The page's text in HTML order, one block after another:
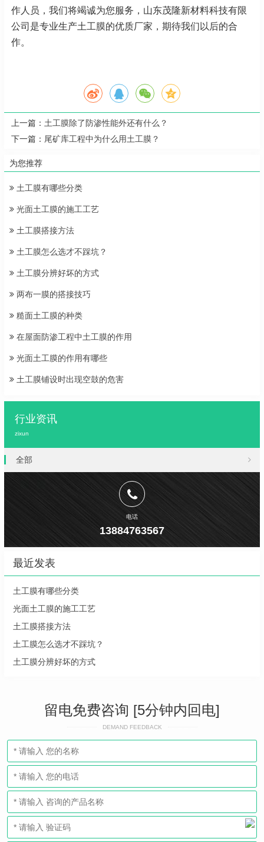
作人员，我们将竭诚为您服务，山东茂隆新材料科技有限
公司是专业生产土工膜的优质厂家，期待我们以后的合
作。
上一篇： 土工膜除了防渗性能外还有什么？
下一篇： 尾矿库工程中为什么用土工膜？
为您推荐
土工膜有哪些分类
光面土工膜的施工工艺
土工膜搭接方法
土工膜怎么选才不踩坑？
土工膜分辨好坏的方式
两布一膜的搭接技巧
糙面土工膜的种类
在屋面防渗工程中土工膜的作用
光面土工膜的作用有哪些
土工膜铺设时出现空鼓的危害
行业资讯
zixun
全部
电话
13884763567
最近发表
土工膜有哪些分类
光面土工膜的施工工艺
土工膜搭接方法
土工膜怎么选才不踩坑？
土工膜分辨好坏的方式
留电免费咨询 [5分钟内回电]
DEMAND FEEDBACK